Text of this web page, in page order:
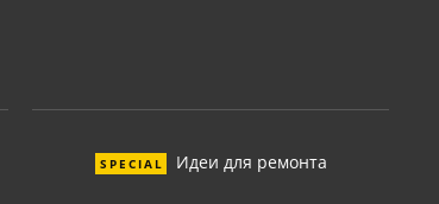
SPECIAL Идеи для ремонта